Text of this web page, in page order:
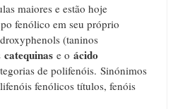
maiores e estão hoje
fenólico em seu próprio
(taninos
catequinas e o ácido
de polifenóis. Sinónimos
fenólicos títulos, fenóis